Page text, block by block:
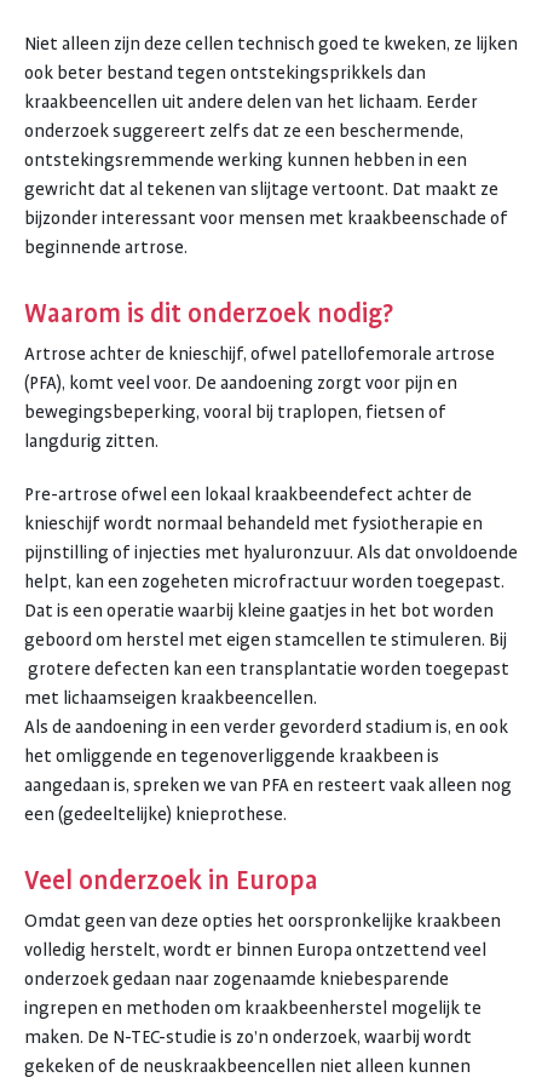
Niet alleen zijn deze cellen technisch goed te kweken, ze lijken
ook beter bestand tegen ontstekingsprikkels dan
kraakbeencellen uit andere delen van het lichaam. Eerder
onderzoek suggereert zelfs dat ze een beschermende,
ontstekingsremmende werking kunnen hebben in een
gewricht dat al tekenen van slijtage vertoont. Dat maakt ze
bijzonder interessant voor mensen met kraakbeenschade of
beginnende artrose.
Waarom is dit onderzoek nodig?
Artrose achter de knieschijf, ofwel patellofemorale artrose
(PFA), komt veel voor. De aandoening zorgt voor pijn en
bewegingsbeperking, vooral bij traplopen, fietsen of
langdurig zitten.
Pre-artrose ofwel een lokaal kraakbeendefect achter de
knieschijf wordt normaal behandeld met fysiotherapie en
pijnstilling of injecties met hyaluronzuur. Als dat onvoldoende
helpt, kan een zogeheten microfractuur worden toegepast.
Dat is een operatie waarbij kleine gaatjes in het bot worden
geboord om herstel met eigen stamcellen te stimuleren. Bij
grotere defecten kan een transplantatie worden toegepast
met lichaamseigen kraakbeencellen.
Als de aandoening in een verder gevorderd stadium is, en ook
het omliggende en tegenoverliggende kraakbeen is
aangedaan is, spreken we van PFA en resteert vaak alleen nog
een (gedeeltelijke) knieprothese.
Veel onderzoek in Europa
Omdat geen van deze opties het oorspronkelijke kraakbeen
volledig herstelt, wordt er binnen Europa ontzettend veel
onderzoek gedaan naar zogenaamde kniebesparende
ingrepen en methoden om kraakbeenherstel mogelijk te
maken. De N-TEC-studie is zo’n onderzoek, waarbij wordt
gekeken of de neuskraakbeencellen niet alleen kunnen